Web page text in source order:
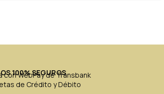
100% SEGUROS
con WebPay de Transbank
de Crédito y Débito